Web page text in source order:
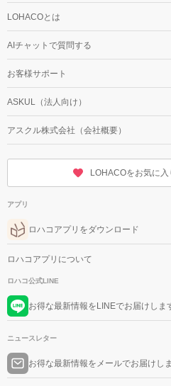
LOHACOとは
AIチャットで質問する
お客様サポート
ASKUL（法人向け）
アスクル株式会社（会社概要）
LOHACOをお気に
アプリ
ロハコアプリをダウンロード
ロハコアプリについて
ロハコ公式LINE
お得な最新情報をLINEでお届けしま
ニュースレター
お得な最新情報をメールでお届けし